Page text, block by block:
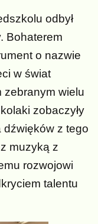
odbył
Bohaterem
o nazwie
w świat
zebranym wielu
zobaczyły
dźwięków z tego
muzyką z
rozwojowi
talentu